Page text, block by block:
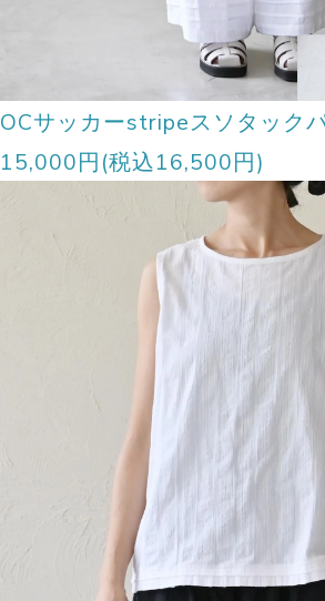
OCサッカーstripeスソタック
15,000円(税込16,500円)